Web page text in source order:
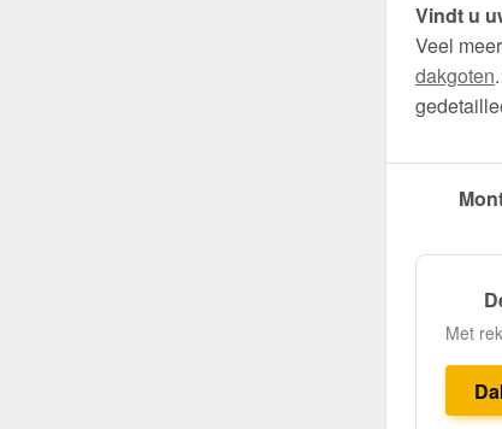
Vindt u
Veel
dakgoten
Met